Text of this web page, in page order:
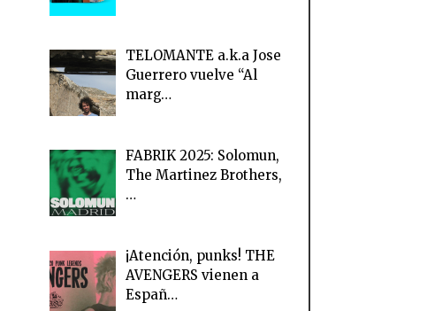
TELOMANTE a.k.a Jose
Guerrero vuelve “Al
marg…
FABRIK 2025: Solomun,
The Martinez Brothers,
…
¡Atención, punks! THE
AVENGERS vienen a
Españ…